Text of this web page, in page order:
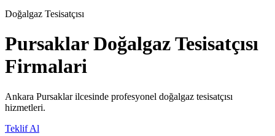
Doğalgaz Tesisatçısı
PursaklarDoğalgaz Tesisatçısı
Firmalari
Ankara Pursaklar ilcesinde profesyonel doğalgaz tesisatçısı
hizmetleri.
Teklif Al